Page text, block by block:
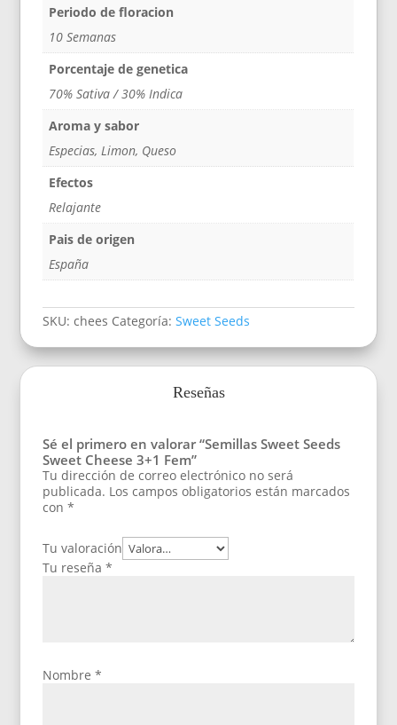
Periodo de floracion
10 Semanas
Porcentaje de genetica
70% Sativa / 30% Indica
Aroma y sabor
Especias, Limon, Queso
Efectos
Relajante
Pais de origen
España
SKU:chees Categoría:Sweet Seeds
Reseñas
Sé el primero en valorar “Semillas Sweet Seeds
Sweet Cheese 3+1 Fem”
Tu dirección de correo electrónico no será
publicada. Los campos obligatorios están marcados
con*
Tu valoración
Tu reseña*
Nombre*